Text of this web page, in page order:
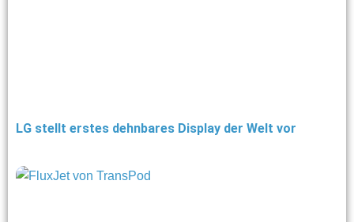
LG stellt erstes dehnbares Display der Welt vor